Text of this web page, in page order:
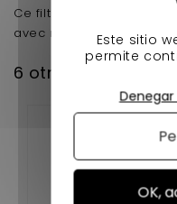
Ce filtre à gasoil est
avec moteur Lombardini
6 otros productos
Este sitio
permite
OK,